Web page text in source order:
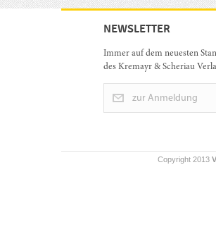
NEWSLETTER
Immer auf dem neuesten
des Kremayr & Scheriau
zur Anmeldung
Copyright 2013